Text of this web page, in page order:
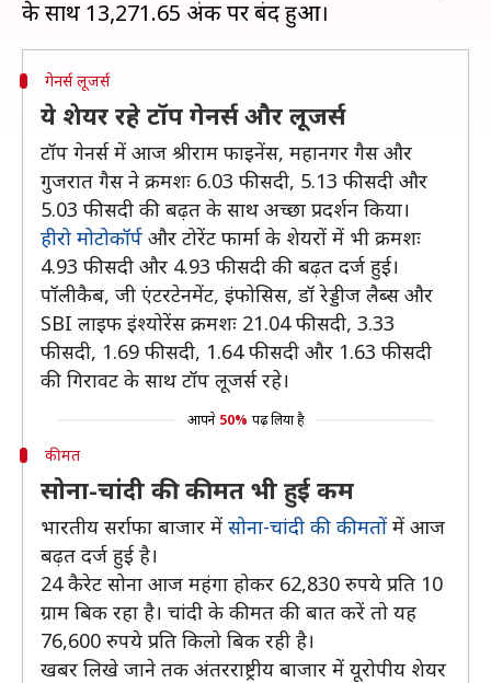
गेनर्स लूजर्स
ये शेयर रहे टॉप गेनर्स और लूजर्स
टॉप गेनर्स में आज श्रीराम फाइनेंस, महानगर गैस और
गुजरात गैस ने क्रमशः 6.03 फीसदी, 5.13 फीसदी और
5.03 फीसदी की बढ़त के साथ अच्छा प्रदर्शन किया।
हीरो मोटोकॉर्प और टोरेंट फार्मा के शेयरों में भी क्रमशः
4.93 फीसदी और 4.93 फीसदी की बढ़त दर्ज हुई।
पॉलीकैब, जी एंटरटेनमेंट, इंफोसिस, डॉ रेड्डीज लैब्स और
SBI लाइफ इंश्योरेंस क्रमशः 21.04 फीसदी, 3.33
फीसदी, 1.69 फीसदी, 1.64 फीसदी और 1.63 फीसदी
की गिरावट के साथ टॉप लूजर्स रहे।
आपने 50% पढ़ लिया है
कीमत
सोना-चांदी की कीमत भी हुई कम
भारतीय सर्राफा बाजार में सोना-चांदी की कीमतों में आज
बढ़त दर्ज हुई है।
24 कैरेट सोना आज महंगा होकर 62,830 रुपये प्रति 10
ग्राम बिक रहा है। चांदी के कीमत की बात करें तो यह
76,600 रुपये प्रति किलो बिक रही है।
खबर लिखे जाने तक अंतरराष्ट्रीय बाजार में यूरोपीय शेयर